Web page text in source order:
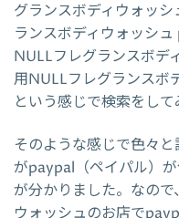
グランスボディウォッ
ランスボディウォッシ
NULLフレグランスボ
用NULLフレグランスボ
という感じで検索をして
そのような感じで色々と
がpaypal（ペイパル）
が分かりました。なの
ウォッシュのお店で